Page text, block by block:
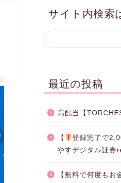
サイト内検索
最近の投稿
高配当【
【
登録完了で
やすデジタル証券
【無料で何度もお